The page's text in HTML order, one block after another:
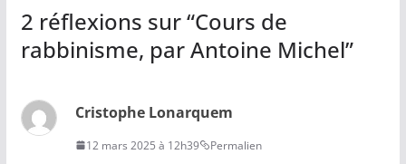
2 réflexions sur “Cours de
rabbinisme, par Antoine Michel”
Cristophe Lonarquem
12 mars 2025 à 12h39 Permalien